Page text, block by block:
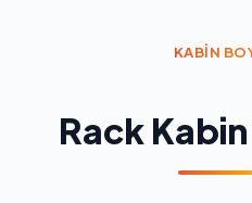
KABIN
Rack